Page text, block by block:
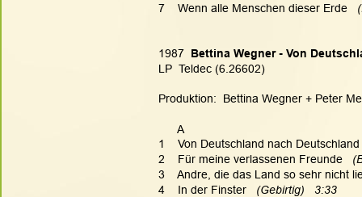
7    Wenn alle Menschen dieser Erde
1987 Bettina Wegner - Von
LP  Teldec (6.26602)
Produktion:  Bettina Wegner + Peter
      A
1    Von Deutschland nach
2    Für meine verlassenen Freunde
3    Andre, die das Land so sehr nicht
4    In der Finster (Gebirtig)   3:33